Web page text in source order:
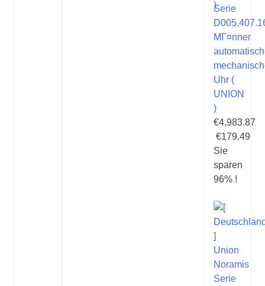
Serie
MГ¤nner
Uhr (
UNION
)
€4,983.87
€179.49
Sie
sparen
96% !